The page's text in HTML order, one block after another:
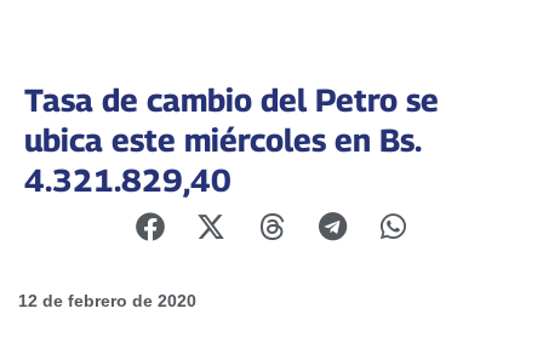
Tasa de cambio del Petro se
ubica este miércoles en Bs.
4.321.829,40
12 de febrero de 2020